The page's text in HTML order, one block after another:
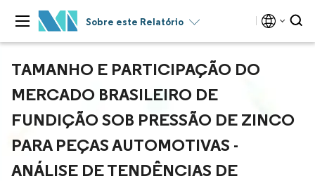
Sobre este Relatório
TAMANHO E PARTICIPAÇÃO DO
MERCADO BRASILEIRO DE
FUNDIÇÃO SOB PRESSÃO DE ZINCO
PARA PEÇAS AUTOMOTIVAS -
ANÁLISE DE TENDÊNCIAS DE